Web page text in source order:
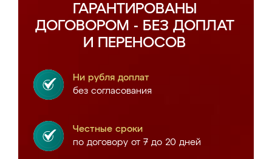
ГАРАНТИРОВАНЫ
ДОГОВОРОМ - БЕЗ ДОПЛАТ
И ПЕРЕНОСОВ
Ни рубля доплат
без согласования
Честные сроки
по договору от 7 до 20 дней